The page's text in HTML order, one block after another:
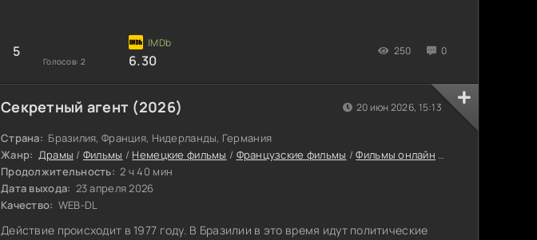
пытается доказать, что прав. И выйти на след убийцы раньше, чем в городе
появится
5
Голосов: 2 6.30
250 0
Секретный агент (2026)
Страна: Бразилия, Франция, Нидерланды, Германия
Жанр: Драмы / Фильмы / Немецкие фильмы / Французские фильмы /Фильмы онлайн
Продолжительность: 2 ч 40 мин
Дата выхода: 23 апреля 2026
Качество: WEB-DL
Действие происходит в 1977 году. В Бразилии в это время идут политические
20 июн 2026, 15:13